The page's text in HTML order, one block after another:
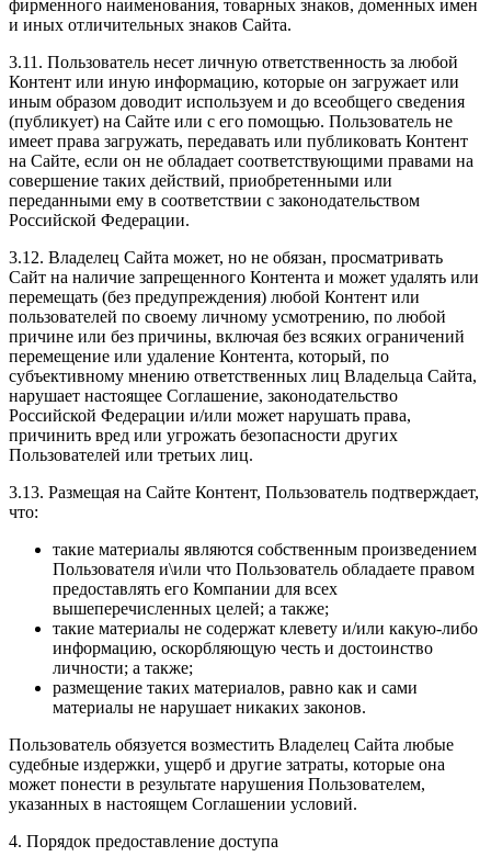
фирменного наименования, товарных знаков, доменных имен
и иных отличительных знаков Сайта.
3.11. Пользователь несет личную ответственность за любой
Контент или иную информацию, которые он загружает или
иным образом доводит используем и до всеобщего сведения
(публикует) на Сайте или с его помощью. Пользователь не
имеет права загружать, передавать или публиковать Контент
на Сайте, если он не обладает соответствующими правами на
совершение таких действий, приобретенными или
переданными ему в соответствии с законодательством
Российской Федерации.
3.12. Владелец Сайта может, но не обязан, просматривать
Сайт на наличие запрещенного Контента и может удалять или
перемещать (без предупреждения) любой Контент или
пользователей по своему личному усмотрению, по любой
причине или без причины, включая без всяких ограничений
перемещение или удаление Контента, который, по
субъективному мнению ответственных лиц Владельца Сайта,
нарушает настоящее Соглашение, законодательство
Российской Федерации и/или может нарушать права,
причинить вред или угрожать безопасности других
Пользователей или третьих лиц.
3.13. Размещая на Сайте Контент, Пользователь подтверждает,
что:
такие материалы являются собственным произведением
Пользователя и\или что Пользователь обладаете правом
предоставлять его Компании для всех
вышеперечисленных целей; а также;
такие материалы не содержат клевету и/или какую-либо
информацию, оскорбляющую честь и достоинство
личности; а также;
размещение таких материалов, равно как и сами
материалы не нарушает никаких законов.
Пользователь обязуется возместить Владелец Сайта любые
судебные издержки, ущерб и другие затраты, которые она
может понести в результате нарушения Пользователем,
указанных в настоящем Соглашении условий.
4. Порядок предоставление доступа